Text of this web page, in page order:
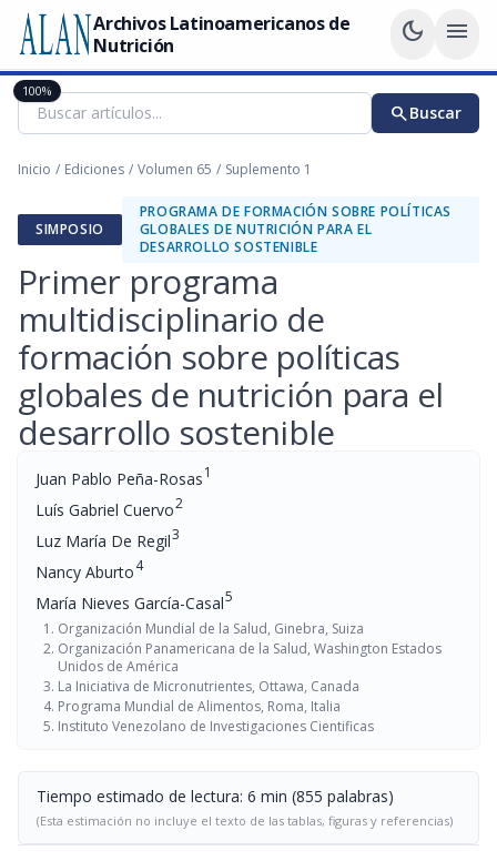
Archivos Latinoamericanos de
Nutrición
dark_mode menu
searchBuscar
Inicio / Ediciones / Volumen 65 / Suplemento 1
SIMPOSIO
PROGRAMA DE FORMACIÓN SOBRE POLÍTICAS
GLOBALES DE NUTRICIÓN PARA EL
DESARROLLO SOSTENIBLE
Primer programa
multidisciplinario de
formación sobre políticas
globales de nutrición para el
desarrollo sostenible
Juan Pablo Peña-Rosas1
Luís Gabriel Cuervo2
Luz María De Regil3
Nancy Aburto4
María Nieves García-Casal5
Organización Mundial de la Salud, Ginebra, Suiza
Organización Panamericana de la Salud, Washington Estados
Unidos de América
La Iniciativa de Micronutrientes, Ottawa, Canada
Programa Mundial de Alimentos, Roma, Italia
Instituto Venezolano de Investigaciones Cientificas
Tiempo estimado de lectura: 6 min (855 palabras)
(Esta estimación no incluye el texto de las tablas, figuras y referencias)
100%